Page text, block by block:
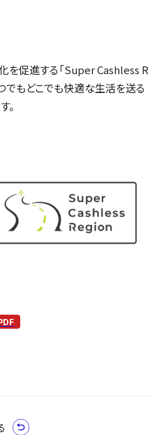
を促進する「Super Cashless R
でもどこでも快適な生活を送る
。